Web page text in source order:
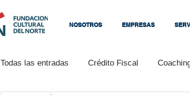
NOSOTROS EMPRESAS
Todas las entradas Crédito Fiscal